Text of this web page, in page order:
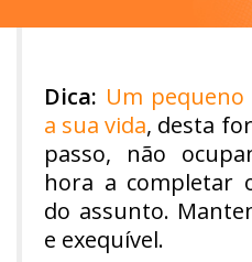
Dica: Um
a sua vida, desta
passo, não
hora a completar
do assunto.
e exequível.